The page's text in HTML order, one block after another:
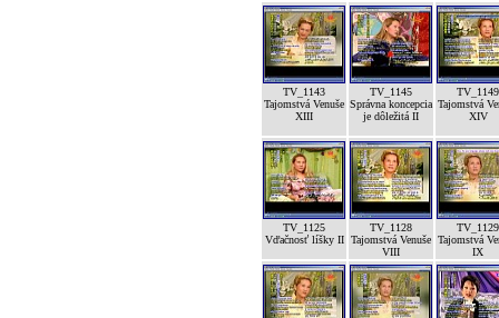
TV_1143
Tajomstvá Venuše
XIII
TV_1145
Správna koncepcia
je dôležitá II
TV_1149
Tajomstvá
XIV
TV_1125
Vďačnosť líšky II
TV_1128
Tajomstvá Venuše
VIII
TV_1129
Tajomstvá
IX